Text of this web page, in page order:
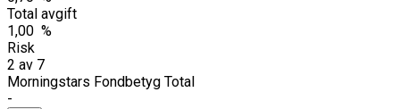
Total avgift
1,00 %
Risk
2 av 7
Morningstars Fondbetyg Total
-